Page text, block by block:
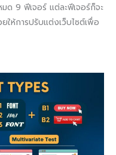
ด 9 ฟีเจอร์ แต่ละฟีเจอร์ก็จะ
ให้การปรับแต่งเว็บไซต์เพื่อ